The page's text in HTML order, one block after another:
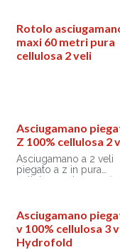
Rotolo
maxi 60 metri pura
cellulosa 2 veli
Asciugamano
Z 100% cellulosa 2
Asciugamano a 2 veli
piegato a z in pura
cellulosa, micro
Asciugamano
v 100% cellulosa 3
Hydrofold